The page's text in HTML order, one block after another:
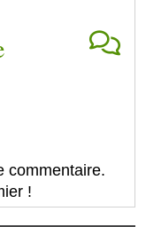
commentaire.
!